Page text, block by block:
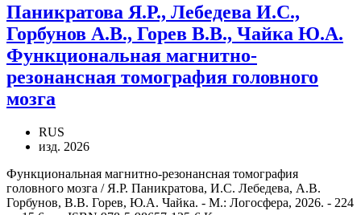
Паникратова Я.Р., Лебедева И.С.,
Горбунов А.В., Горев В.В., Чайка Ю.А.
Функциональная магнитно-
резонансная томография головного
мозга
RUS
изд. 2026
Функциональная магнитно-резонансная томография
головного мозга / Я.Р. Паникратова, И.С. Лебедева, А.В.
Горбунов, В.В. Горев, Ю.А. Чайка. - М.: Логосфера, 2026. - 224